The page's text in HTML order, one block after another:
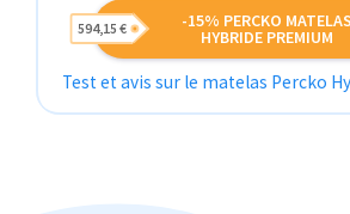
-15% PERCKO MATELAS
HYBRIDE PREMIUM
594,15 €
Test et avis sur le matelas Percko